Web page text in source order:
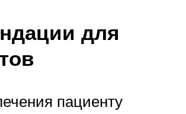
для
пациенту